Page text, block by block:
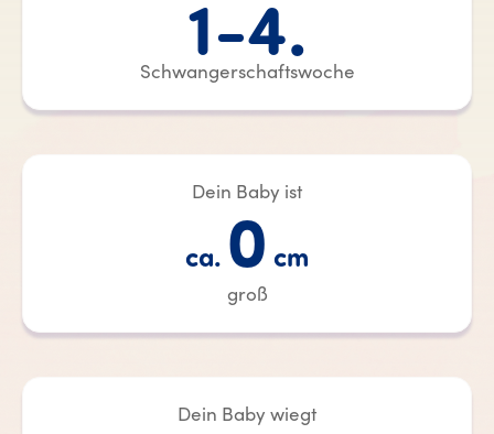
1-4.
Schwangerschaftswoche
Dein Baby ist
ca.0cm
groß
Dein Baby wiegt